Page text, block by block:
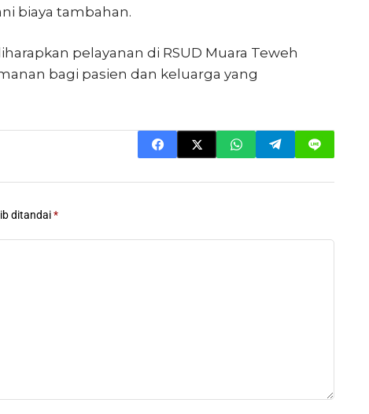
biaya tambahan.
pelayanan di RSUD Muara Teweh
bagi pasien dan keluarga yang
ditandai*